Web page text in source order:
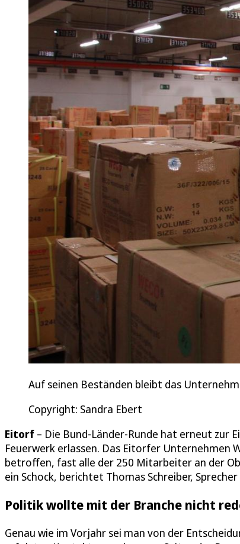
Auf seinen Beständen bleibt das
Copyright: Sandra Ebert
Eitorf – Die Bund-Länder-Runde hat erneut zur
Feuerwerk erlassen. Das Eitorfer Unternehmen
betroffen, fast alle der 250 Mitarbeiter an der
ein Schock, berichtet Thomas Schreiber,
Politik wollte mit der Branche nicht
Genau wie im Vorjahr sei man von der